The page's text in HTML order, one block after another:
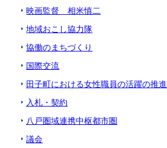
映画監督 相米慎二
地域おこし協力隊
協働のまちづくり
国際交流
田子町における女性職員の活躍の推進
入札・契約
八戸圏域連携中枢都市圏
議会